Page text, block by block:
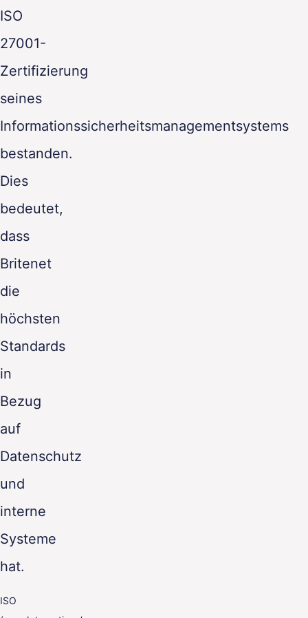
ISO
27001-
Zertifizierung
seines
Informationssicherheitsmanagementsystems
bestanden.
Dies
bedeutet,
dass
Britenet
die
höchsten
Standards
in
Bezug
auf
Datenschutz
und
interne
Systeme
hat.
ISO